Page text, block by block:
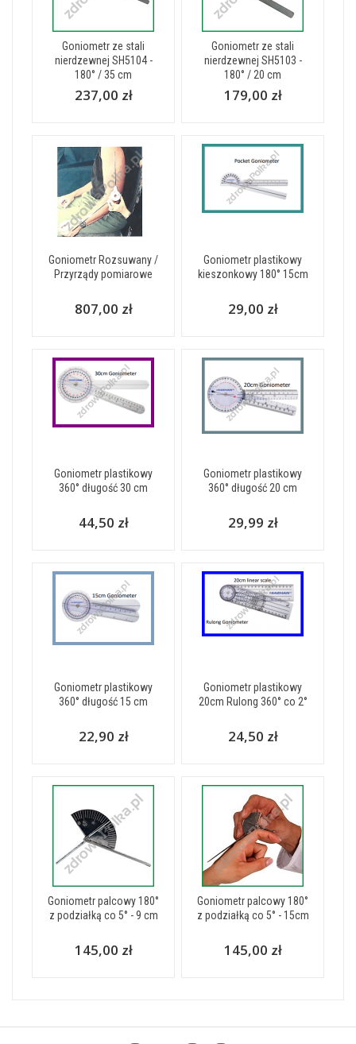
Goniometr ze stali
nierdzewnej SH5104 -
180° / 35 cm
237,00 zł
Goniometr ze stali
nierdzewnej SH5103 -
180° / 20 cm
179,00 zł
Goniometr Rozsuwany /
Przyrządy pomiarowe
807,00 zł
Goniometr plastikowy
kieszonkowy 180° 15cm
29,00 zł
Goniometr plastikowy
360° długość 30 cm
44,50 zł
Goniometr plastikowy
360° długość 20 cm
29,99 zł
Goniometr plastikowy
360° długość 15 cm
22,90 zł
Goniometr plastikowy
20cm Rulong 360° co 2°
24,50 zł
Goniometr palcowy 180°
z podziałką co 5° - 9 cm
145,00 zł
Goniometr palcowy 180°
z podziałką co 5° - 15cm
145,00 zł